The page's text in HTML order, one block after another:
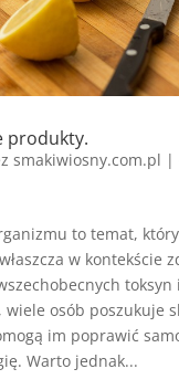
produkty.
smakiwiosny.com.pl |
to temat,
w kontekście
toksyn i
wiele osób poszukuje
im poprawić
Warto jednak...